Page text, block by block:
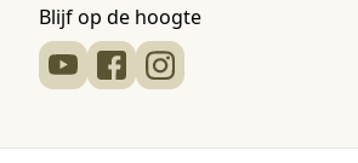
Blijf op de hoogte